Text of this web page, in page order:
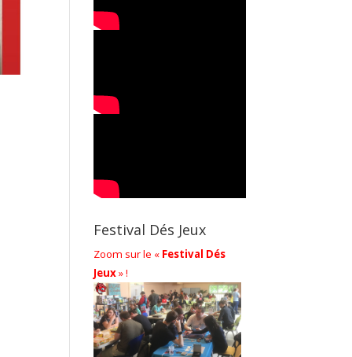
Festival Dés Jeux
Zoom sur le « Festival Dés
Jeux» !